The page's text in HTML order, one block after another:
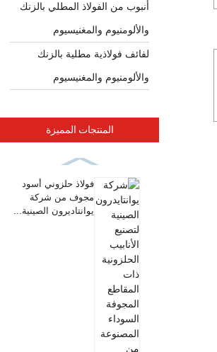
أنبوب من الفولاذ المطلي بالزنك
والألومنيوم والمغنيسيوم
لفائف فولاذية مطلية بالزنك
والألومنيوم والمغنيسيوم
المنتجات المميزة
فولاذ حلزوني أسود
مجوف من شركة
يوانتاديرون الصينية...